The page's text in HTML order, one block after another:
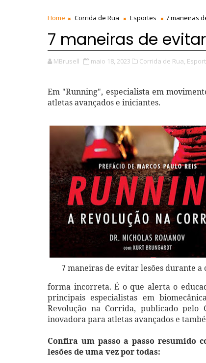
Home Corrida de Rua Esportes 7 maneiras
7 maneiras de
MBrusell maio 18, 2023 Corrida de Rua,
Em "Running", especialista em
atletas avançados e iniciantes.
7 maneiras de evitar lesões durante a
forma incorreta. É o que alerta o
principais especialistas em
Revolução na Corrida, publicado
inovadora para atletas avançados e
Confira um passo a passo resumido
lesões de uma vez por todas: